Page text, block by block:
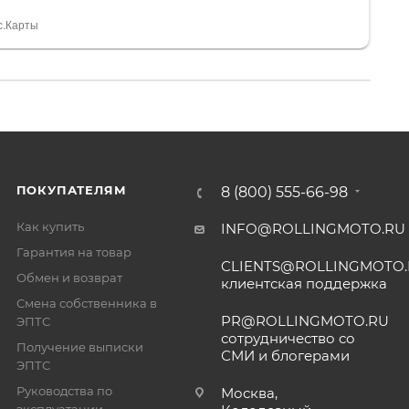
всегда на связи, очень детально всё
ПОКУПАТЕЛЯМ
Как купить
Гарантия на товар
Обмен и возврат
Смена собственника в
ЭПТС
Получение выписки
ЭПТС
Руководства по
8 (800) 555-66-98
INFO@ROLLINGMOTO.RU
клиентская поддержка
PR@ROLLINGMOTO.RU
сотрудничество со
СМИ и блогерами
Москва,